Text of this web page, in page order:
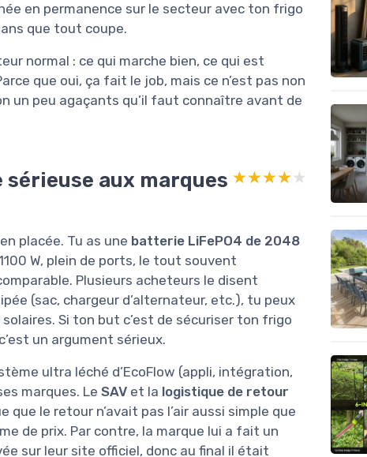
en permanence sur le secteur avec ton frigo
que tout coupe.
normal : ce qui marche bien, ce qui est
que oui, ça fait le job, mais ce n’est pas non
un peu agaçants qu’il faut connaître avant de
aux marques ★★★★★
★★★★★
placée. Tu as une batterie LiFePO4 de 2048
W, plein de ports, le tout souvent
Plusieurs acheteurs le disent
(sac, chargeur d’alternateur, etc.), tu peux
Si ton but c’est de sécuriser ton frigo
un argument sérieux.
ultra léché d’EcoFlow (appli, intégration,
marques. Le SAV et la logistique de retour
le retour n’avait pas l’air aussi simple que
de prix. Par contre, la marque lui a fait un
sur leur site officiel, donc au final il était